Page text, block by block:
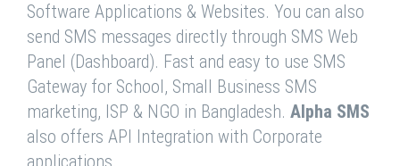
Software Applications & Websites. You can also
send SMS messages directly through SMS Web
Panel (Dashboard). Fast and easy to use SMS
Gateway for School, Small Business SMS
marketing, ISP & NGO in Bangladesh. Alpha SMS
also offers API Integration with Corporate
applications.